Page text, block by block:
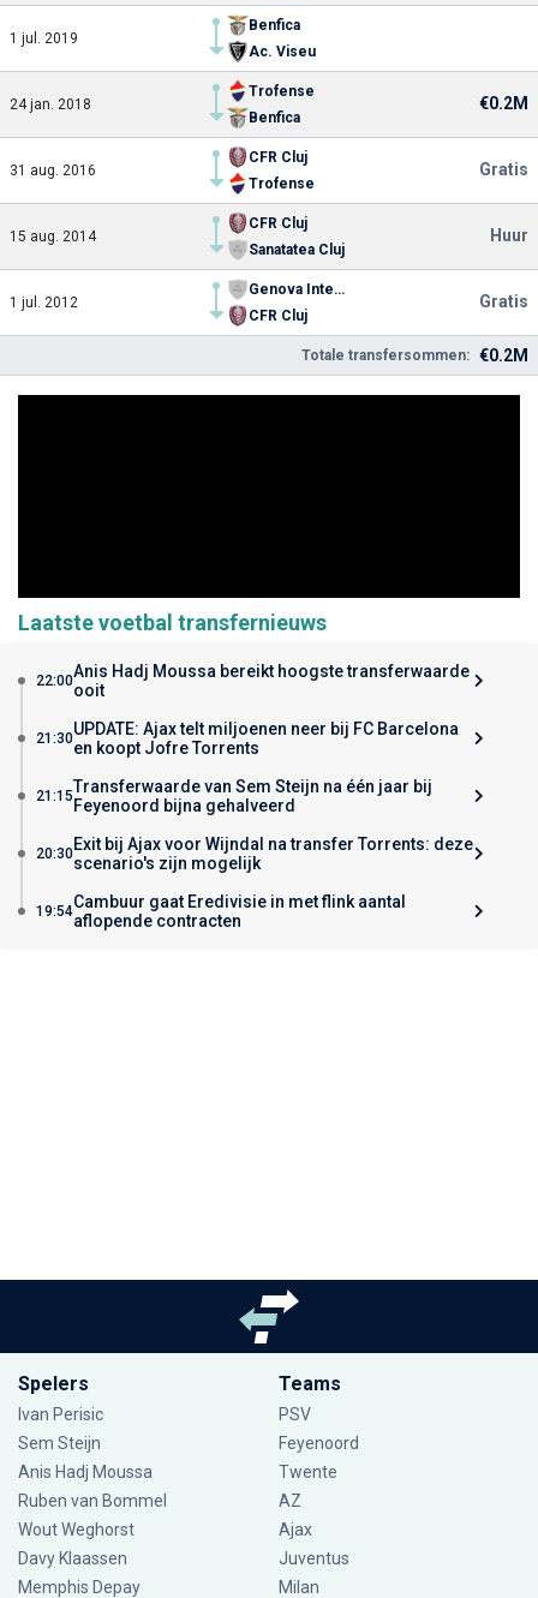
1 jul. 2019
Benfica
Ac. Viseu
24 jan. 2018
Trofense
Benfica
€0.2M
31 aug. 2016
CFR Cluj
Trofense
Gratis
15 aug. 2014
CFR Cluj
Sanatatea Cluj
Huur
1 jul. 2012
Genova International School of Soccer
CFR Cluj
Gratis
Totale transfersommen: €0.2M
Laatste voetbal transfernieuws
22:00Anis Hadj Moussa bereikt hoogste transferwaarde
ooit
21:30UPDATE: Ajax telt miljoenen neer bij FC Barcelona
en koopt Jofre Torrents
21:15Transferwaarde van Sem Steijn na één jaar bij
Feyenoord bijna gehalveerd
20:30Exit bij Ajax voor Wijndal na transfer Torrents: deze
scenario's zijn mogelijk
19:54Cambuur gaat Eredivisie in met flink aantal
aflopende contracten
Spelers
Ivan Perisic
Sem Steijn
Anis Hadj Moussa
Ruben van Bommel
Wout Weghorst
Davy Klaassen
Memphis Depay
Teams
PSV
Feyenoord
Twente
AZ
Ajax
Juventus
Milan